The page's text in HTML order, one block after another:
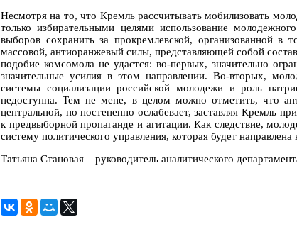
Несмотря на то, что Кремль рассчитывать мобилизовать
только избирательными целями использование
выборов сохранить за прокремлевской, организованной
массовой, антиоранжевый силы, представляющей собой
подобие комсомола не удастся: во-первых, значительно
значительные усилия в этом направлении. Во-вторых,
системы социализации российской молодежи и роль
недоступна. Тем не мене, в целом можно отметить, что
центральной, но постепенно ослабевает, заставляя Кремль
к предвыборной пропаганде и агитации. Как следствие,
систему политического управления, которая будет
Татьяна Становая – руководитель аналитического